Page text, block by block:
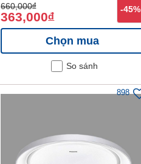
660,000đ
363,000đ
-45%
Chọn mua
So sánh
898